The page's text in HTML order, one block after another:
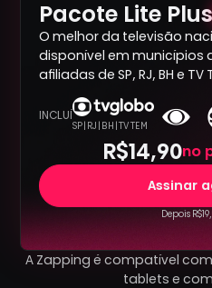
Pacote Lite
O melhor da televisão
disponível em municípios
afiliadas de SP, RJ, BH e
INCLUÍ
SP | RJ | BH | TV TEM
R$14,90no
Assinar
Depois
A Zapping é compatível
tablets e